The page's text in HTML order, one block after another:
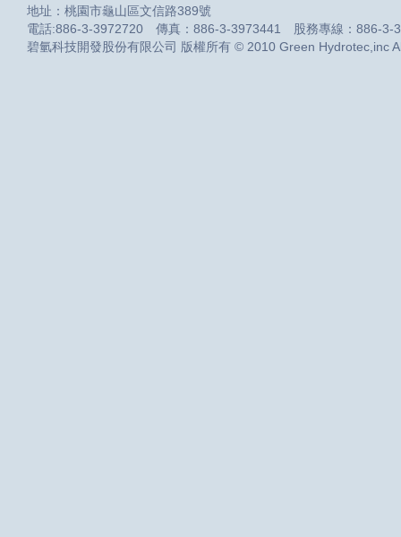
地址：桃園市龜山區文信路389號
電話:886-3-3972720 傳真：886-3-3973441 股務專線：886-3-
碧氫科技開發股份有限公司 版權所有 © 2010 Green Hydrotec,inc